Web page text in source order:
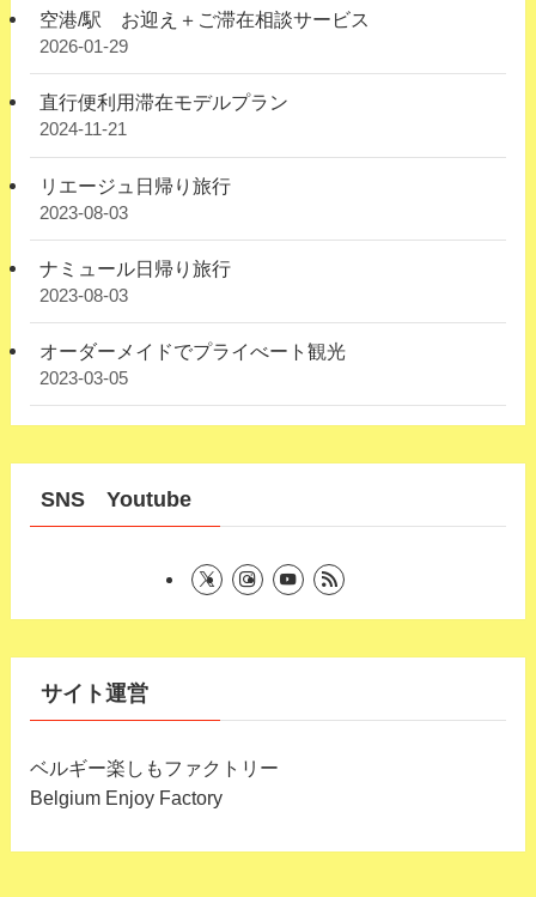
空港/駅 お迎え＋ご滞在相談サービス
2026-01-29
直行便利用滞在モデルプラン
2024-11-21
リエージュ日帰り旅行
2023-08-03
ナミュール日帰り旅行
2023-08-03
オーダーメイドでプライべート観光
2023-03-05
SNS Youtube
サイト運営
ベルギー楽しもファクトリー
Belgium Enjoy Factory